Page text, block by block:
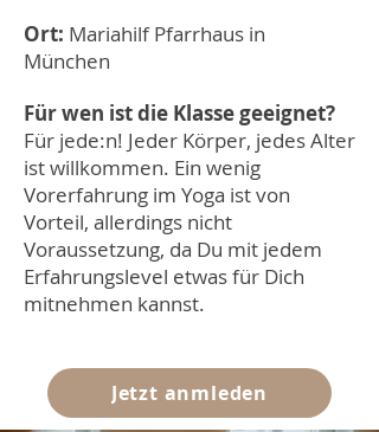
Ort: Mariahilf Pfarrhaus in
München
Für wen ist die Klasse geeignet?
Für jede:n! Jeder Körper, jedes Alter
ist willkommen. Ein wenig
Vorerfahrung im Yoga ist von
Vorteil, allerdings nicht
Voraussetzung, da Du mit jedem
Erfahrungslevel etwas für Dich
mitnehmen kannst.
Jetzt anmleden